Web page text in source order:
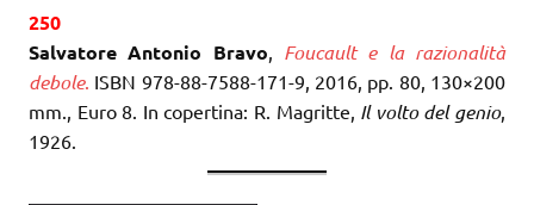
250
Salvatore Antonio Bravo, Foucault e la razionalità
debole. ISBN 978-88-7588-171-9, 2016, pp. 80, 130×200
mm., Euro 8. In copertina: R. Magritte, Il volto del genio,
1926.